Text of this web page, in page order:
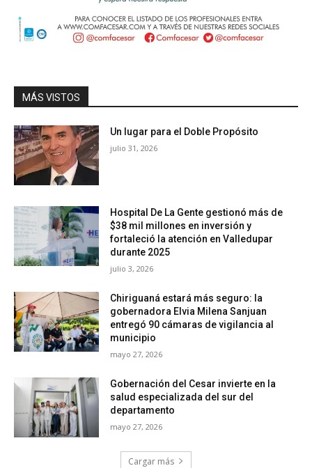
MÁS VISTOS
Un lugar para el Doble Propósito
julio 31, 2026
Hospital De La Gente gestionó más de
$38 mil millones en inversión y
fortaleció la atención en Valledupar
durante 2025
julio 3, 2026
Chiriguaná estará más seguro: la
gobernadora Elvia Milena Sanjuan
entregó 90 cámaras de vigilancia al
municipio
mayo 27, 2026
Gobernación del Cesar invierte en la
salud especializada del sur del
departamento
mayo 27, 2026
Cargar más